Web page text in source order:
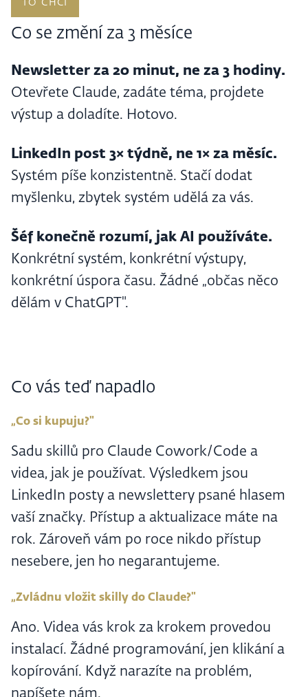
TO CHCI
Co se změní za 3 měsíce
Newsletter za 20 minut, ne za 3 hodiny.
Otevřete Claude, zadáte téma, projdete
výstup a doladíte. Hotovo.
LinkedIn post 3× týdně, ne 1× za měsíc.
Systém píše konzistentně. Stačí dodat
myšlenku, zbytek systém udělá za vás.
Šéf konečně rozumí, jak AI používáte.
Konkrétní systém, konkrétní výstupy,
konkrétní úspora času. Žádné „občas něco
dělám v ChatGPT".
Co vás teď napadlo
„Co si kupuju?"
Sadu skillů pro Claude Cowork/Code a
videa, jak je používat. Výsledkem jsou
LinkedIn posty a newslettery psané hlasem
vaší značky. Přístup a aktualizace máte na
rok. Zároveň vám po roce nikdo přístup
nesebere, jen ho negarantujeme.
„Zvládnu vložit skilly do Claude?"
Ano. Videa vás krok za krokem provedou
instalací. Žádné programování, jen klikání a
kopírování. Když narazíte na problém,
napíšete nám.